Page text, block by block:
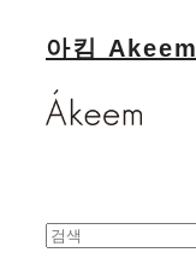
아킴 Akeem